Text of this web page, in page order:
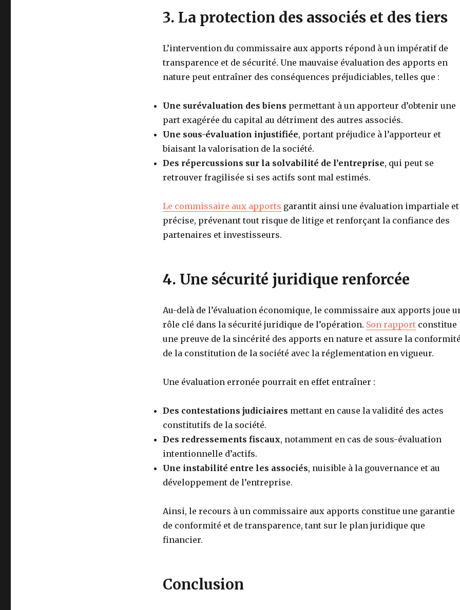
3. La protection des associés et des tiers
L’intervention du commissaire aux apports répond à un impératif de
transparence et de sécurité. Une mauvaise évaluation des apports en
nature peut entraîner des conséquences préjudiciables, telles que :
Une surévaluation des biens permettant à un apporteur d’obtenir une
part exagérée du capital au détriment des autres associés.
Une sous-évaluation injustifiée, portant préjudice à l’apporteur et
biaisant la valorisation de la société.
Des répercussions sur la solvabilité de l’entreprise, qui peut se
retrouver fragilisée si ses actifs sont mal estimés.
Le commissaire aux apports garantit ainsi une évaluation impartiale et
précise, prévenant tout risque de litige et renforçant la confiance des
partenaires et investisseurs.
4. Une sécurité juridique renforcée
Au-delà de l’évaluation économique, le commissaire aux apports joue
rôle clé dans la sécurité juridique de l’opération. Son rapportconstitue
une preuve de la sincérité des apports en nature et assure la
de la constitution de la société avec la réglementation en vigueur.
Une évaluation erronée pourrait en effet entraîner :
Des contestations judiciaires mettant en cause la validité des actes
constitutifs de la société.
Des redressements fiscaux, notamment en cas de sous-évaluation
intentionnelle d’actifs.
Une instabilité entre les associés, nuisible à la gouvernance et au
développement de l’entreprise.
Ainsi, le recours à un commissaire aux apports constitue une garantie
de conformité et de transparence, tant sur le plan juridique que
financier.
Conclusion